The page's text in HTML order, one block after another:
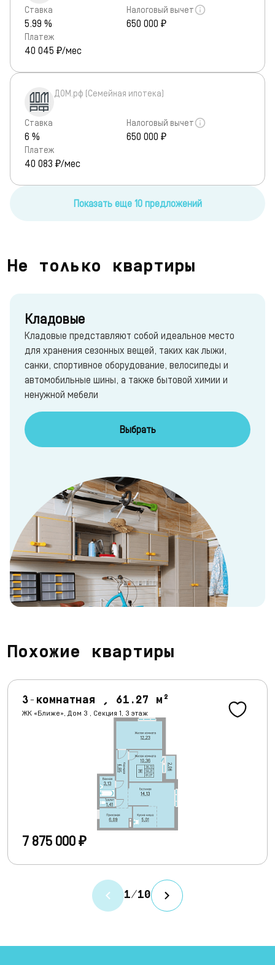
Ставка
5.99 %
Налоговый вычет
650 000 ₽
Платеж
40 045 ₽/мес
ДОМ.рф (Семейная ипотека)
Ставка
6 %
Налоговый вычет
650 000 ₽
Платеж
40 083 ₽/мес
Показать еще 10 предложений
Не только квартиры
Кладовые
Кладовые представляют собой идеальное место
для хранения сезонных вещей, таких как лыжи,
санки, спортивное оборудование, велосипеды и
автомобильные шины, а также бытовой химии и
ненужной мебели
Выбрать
Похожие квартиры
1/10
3-комнатная , 61.27 м²
ЖК «Ближе», Дом 3 , Секция 1, 3 этаж
7 875 000 ₽